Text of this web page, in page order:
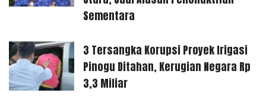
Sementara
3 Tersangka Korupsi Proyek Irigasi
Pinogu Ditahan, Kerugian Negara Rp
3,3 Miliar